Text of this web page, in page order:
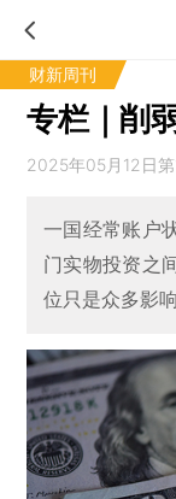
财新周刊
专栏｜削
2025年05月12日
一国经常账户
门实物投资之
位只是众多影